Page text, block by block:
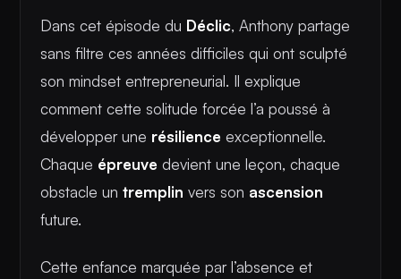
Dans cet épisode du Déclic, Anthony partage
sans filtre ces années difficiles qui ont sculpté
son mindset entrepreneurial. Il explique
comment cette solitude forcée l’a poussé à
développer une résilience exceptionnelle.
Chaque épreuve devient une leçon, chaque
obstacle un tremplin vers son ascension
future.
Cette enfance marquée par l’absence et